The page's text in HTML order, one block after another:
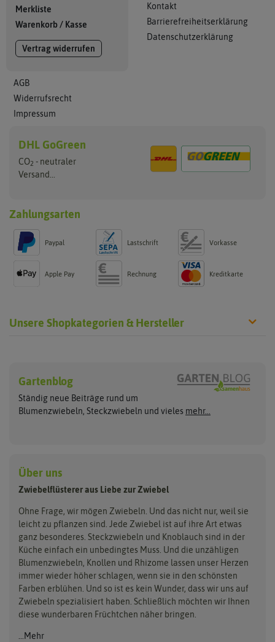
Merkliste
Warenkorb / Kasse
Vertrag widerrufen
AGB
Widerrufsrecht
Impressum
Kontakt
Barrierefreiheitserklärung
Datenschutzerklärung
DHL GoGreen
CO2 - neutraler
Versand...
Zahlungsarten
Paypal Lastschrift Vorkasse
Apple Pay Rechnung Kreditkarte
Unsere Shopkategorien & Hersteller
Gelbe Steckzwiebeln
Rote Steckzwiebeln
Steckzwiebelmischungen
Sommerblüher
Blumenzwiebelmischungen
Flortus
Dürr Samen
Quedlinburger Saatgut
Holland Park
ReinSaat
Kent & Stowe
Flora Elite
Samen Pfann
Flora Fantastica
Gartenblog
Ständig neue Beiträge rund um
Blumenzwiebeln, Steckzwiebeln und vieles mehr...
Über uns
Zwiebelflüsterer aus Liebe zur Zwiebel
Ohne Frage, wir mögen Zwiebeln. Und das nicht nur, weil sie
leicht zu pflanzen sind. Jede Zwiebel ist auf ihre Art etwas
ganz besonderes. Steckzwiebeln und Knoblauch sind in der
Küche einfach ein unbedingtes Muss. Und die unzähligen
Blumenzwiebeln, Knollen und Rhizome lassen unser Herzen
immer wieder höher schlagen, wenn sie in den schönsten
Farben erblühen. Und so ist es kein Wunder, dass wir uns auf
Zwiebeln spezialisiert haben. Schließlich möchten wir Ihnen
diese wunderbaren Früchtchen näher bringen.
...Mehr